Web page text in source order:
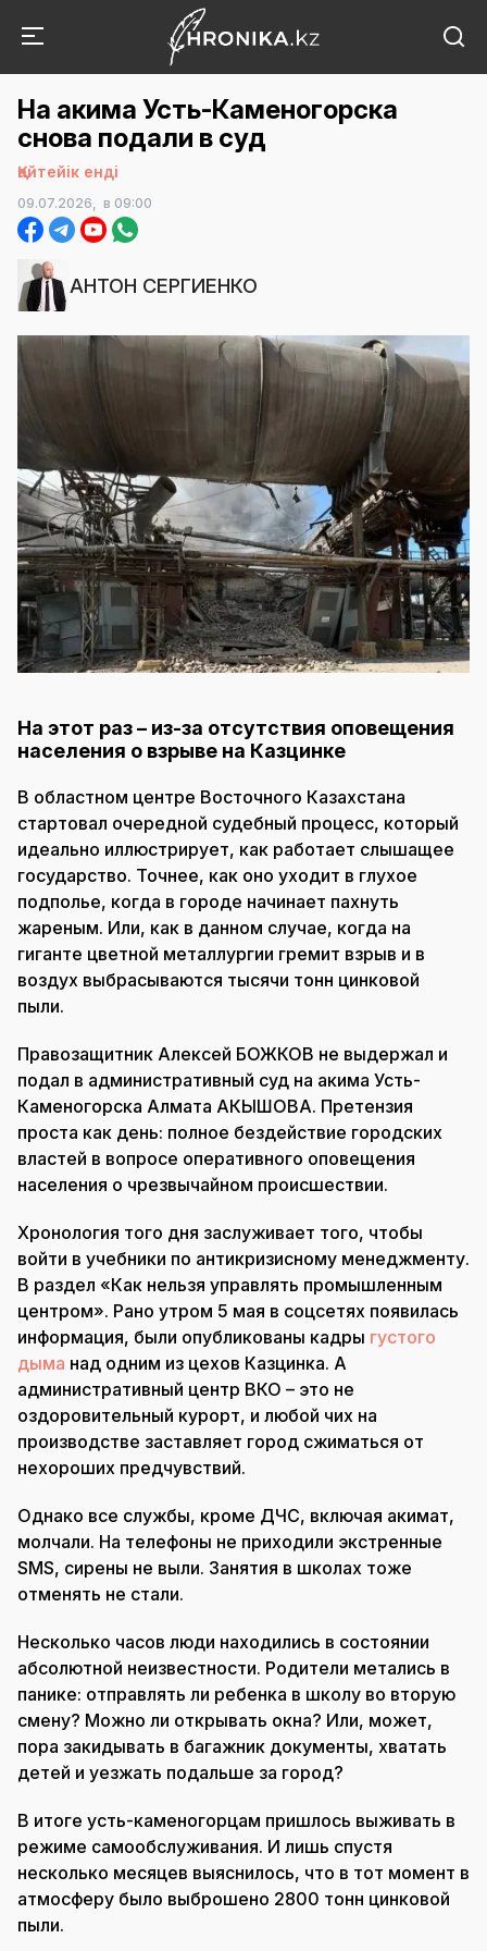
На акима Усть-Каменогорска
снова подали в суд
Қайтейік енді
09.07.2026, в 09:00
АНТОН СЕРГИЕНКО
На этот раз – из-за отсутствия оповещения
населения о взрыве на Казцинке
В областном центре Восточного Казахстана
стартовал очередной судебный процесс, который
идеально иллюстрирует, как работает слышащее
государство. Точнее, как оно уходит в глухое
подполье, когда в городе начинает пахнуть
жареным. Или, как в данном случае, когда на
гиганте цветной металлургии гремит взрыв и в
воздух выбрасываются тысячи тонн цинковой
пыли.
Правозащитник Алексей БОЖКОВ не выдержал и
подал в административный суд на акима Усть-
Каменогорска Алмата АКЫШОВА. Претензия
проста как день: полное бездействие городских
властей в вопросе оперативного оповещения
населения о чрезвычайном происшествии.
Хронология того дня заслуживает того, чтобы
войти в учебники по антикризисному менеджменту.
В раздел «Как нельзя управлять промышленным
центром». Рано утром 5 мая в соцсетях появилась
информация, были опубликованы кадры густого
дыма над одним из цехов Казцинка. А
административный центр ВКО – это не
оздоровительный курорт, и любой чих на
производстве заставляет город сжиматься от
нехороших предчувствий.
Однако все службы, кроме ДЧС, включая акимат,
молчали. На телефоны не приходили экстренные
SMS, сирены не выли. Занятия в школах тоже
отменять не стали.
Несколько часов люди находились в состоянии
абсолютной неизвестности. Родители метались в
панике: отправлять ли ребенка в школу во вторую
смену? Можно ли открывать окна? Или, может,
пора закидывать в багажник документы, хватать
детей и уезжать подальше за город?
В итоге усть-каменогорцам пришлось выживать в
режиме самообслуживания. И лишь спустя
несколько месяцев выяснилось, что в тот момент в
атмосферу было выброшено 2800 тонн цинковой
пыли.